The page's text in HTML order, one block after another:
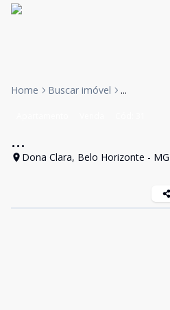
Home Buscar imóvel ...
...
Dona Clara, Belo Horizonte - MG